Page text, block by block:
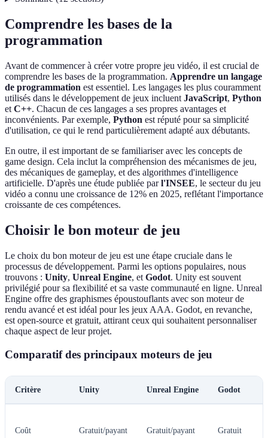
Comprendre les bases de la
programmation
Avant de commencer à créer votre propre jeu vidéo, il est crucial de
comprendre les bases de la programmation. Apprendre un langage
de programmation est essentiel. Les langages les plus couramment
utilisés dans le développement de jeux incluent JavaScript, Python
et C++. Chacun de ces langages a ses propres avantages et
inconvénients. Par exemple, Python est réputé pour sa simplicité
d'utilisation, ce qui le rend particulièrement adapté aux débutants.
En outre, il est important de se familiariser avec les concepts de
game design. Cela inclut la compréhension des mécanismes de jeu,
des mécaniques de gameplay, et des algorithmes d'intelligence
artificielle. D'après une étude publiée parl'INSEE, le secteur du jeu
vidéo a connu une croissance de 12% en 2025, reflétant l'importance
croissante de ces compétences.
Choisir le bon moteur de jeu
Le choix du bon moteur de jeu est une étape cruciale dans le
processus de développement. Parmi les options populaires, nous
trouvons : Unity, Unreal Engine, et Godot. Unity est souvent
privilégié pour sa flexibilité et sa vaste communauté en ligne. Unreal
Engine offre des graphismes époustouflants avec son moteur de
rendu avancé et est idéal pour les jeux AAA. Godot, en revanche,
est open-source et gratuit, attirant ceux qui souhaitent personnaliser
chaque aspect de leur projet.
Comparatif des principaux moteurs de jeu
Critère Unity Unreal Engine Godot
Coût Gratuit/payant Gratuit/payant Gratuit